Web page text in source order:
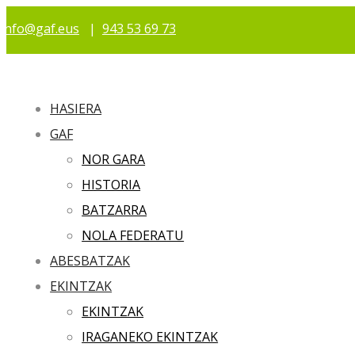
info@gaf.eus | 943 53 69 73
HASIERA
GAF
NOR GARA
HISTORIA
BATZARRA
NOLA FEDERATU
ABESBATZAK
EKINTZAK
EKINTZAK
IRAGANEKO EKINTZAK